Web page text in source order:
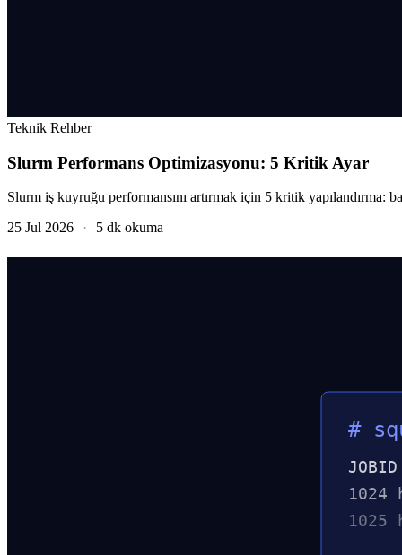
Teknik Rehber
Slurm Performans Optimizasyonu: 5 Kritik Ayar
Slurm iş kuyruğu performansını artırmak için 5 kritik
25 Jul 2026
· 5 dk okuma